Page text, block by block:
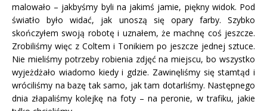
malowało – jakbyśmy byli na jakimś jamie, piękny widok. Pod
światło było widać, jak unoszą się opary farby. Szybko
skończyłem swoją robotę i uznałem, że machnę coś jeszcze.
Zrobiliśmy więc z Coltem i Tonikiem po jeszcze jednej sztuce.
Nie mieliśmy potrzeby robienia zdjęć na miejscu, bo wszystko
wyjeżdżało wiadomo kiedy i gdzie. Zawinęliśmy się stamtąd i
wróciliśmy na bazę tak samo, jak tam dotarliśmy. Następnego
dnia złapaliśmy kolejkę na foty – na peronie, w trafiku, jakie